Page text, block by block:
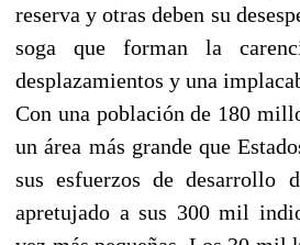
reserva y otras deben su
soga que forman la
desplazamientos y una
Con una población de 180
un área más grande que
sus esfuerzos de desarrollo
apretujado a sus 300 mil